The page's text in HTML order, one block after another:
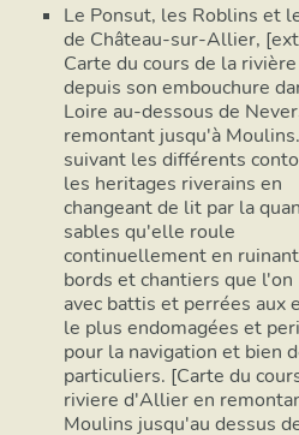
Le Ponsut, les Roblins et
de Château-sur-Allier,
Carte du cours de la
depuis son embouchure
Loire au-dessous de
remontant jusqu'à
suivant les différents
les heritages riverains en
changeant de lit par la
sables qu'elle roule
continuellement en
bords et chantiers que l'on
avec battis et perrées aux
le plus endomagées et
pour la navigation et bien
particuliers. [Carte du
riviere d'Allier en
Moulins jusqu'au dessus